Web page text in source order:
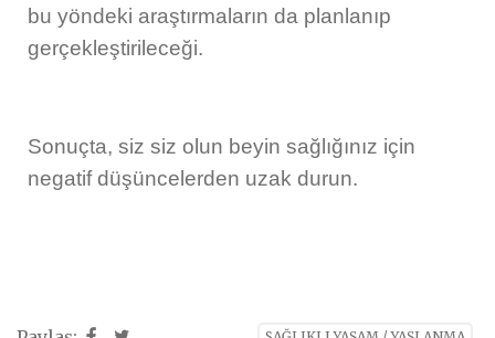
bu yöndeki araştırmaların da planlanıp
gerçekleştirileceği.
Sonuçta, siz siz olun beyin sağlığınız için
negatif düşüncelerden uzak durun.